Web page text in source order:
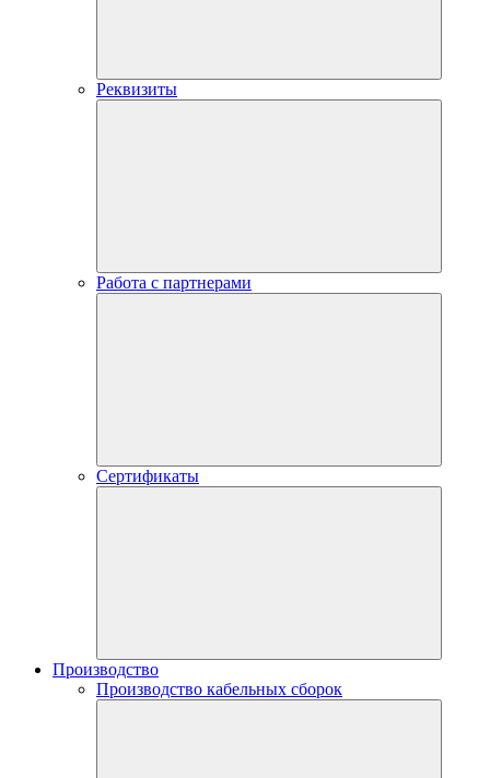
Реквизиты
Работа с партнерами
Сертификаты
Производство
Производство кабельных сборок